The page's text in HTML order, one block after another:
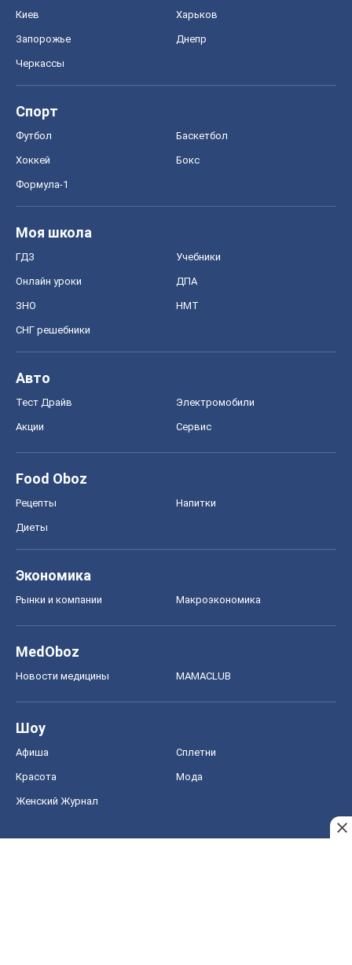
Киев Харьков
Запорожье Днепр
Черкассы
Спорт
Футбол Баскетбол
Хоккей Бокс
Формула-1
Моя школа
ГДЗ Учебники
Онлайн уроки ДПА
ЗНО НМТ
СНГ решебники
Авто
Тест Драйв Электромобили
Акции Сервис
Food Oboz
Рецепты Напитки
Диеты
Экономика
Рынки и компании Mакроэкономика
MedOboz
Новости медицины MAMACLUB
Шоу
Афиша Сплетни
Красота Мода
Женский Журнал